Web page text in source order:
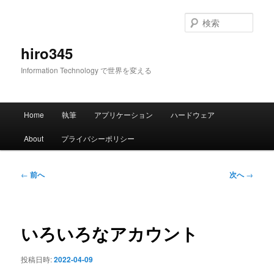
hiro345
Information Technology で世界を変える
索
メ
Home 執筆 アプリケーション ハードウェア
About プライバシーポリシー
投
ー
ョ
← 前へ 次へ→
いろいろなアカウント
投稿日時:2022-04-09